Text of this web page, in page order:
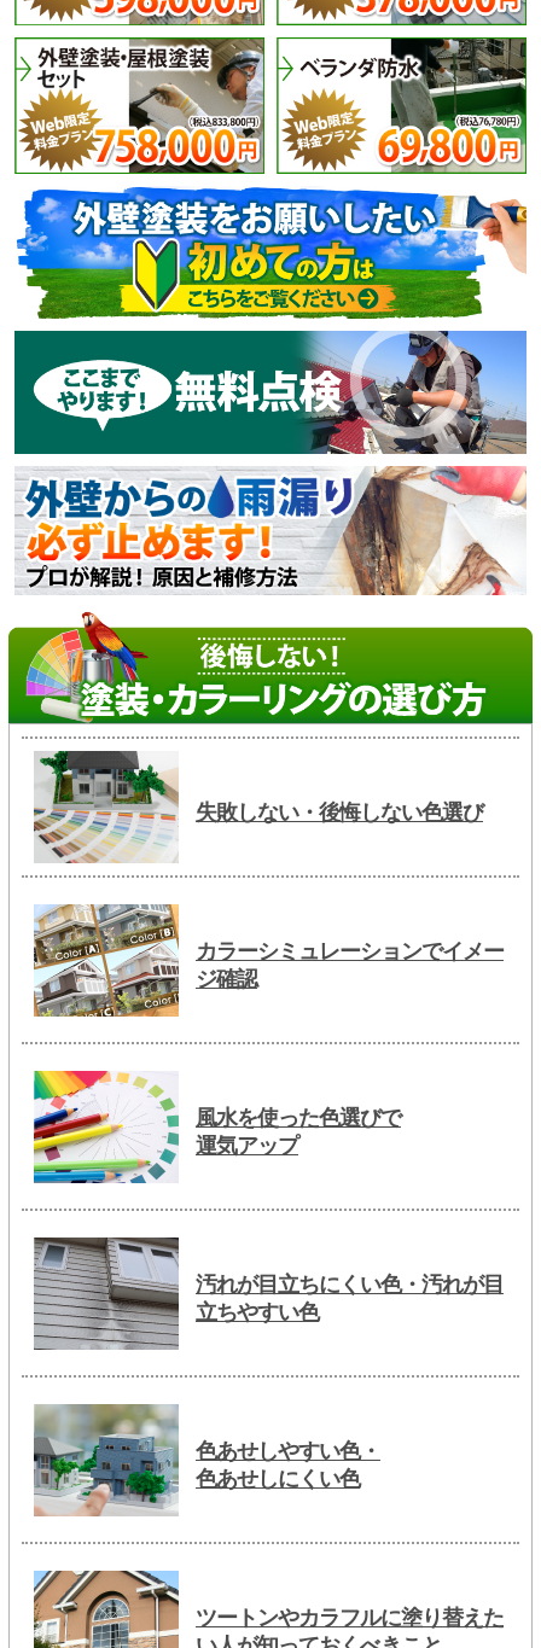
失敗しない・後悔しない色選び
カラーシミュレーションでイメー
ジ確認
風水を使った色選びで
運気アップ
汚れが目立ちにくい色・汚れが目
立ちやすい色
色あせしやすい色・
色あせしにくい色
ツートンやカラフルに塗り替えた